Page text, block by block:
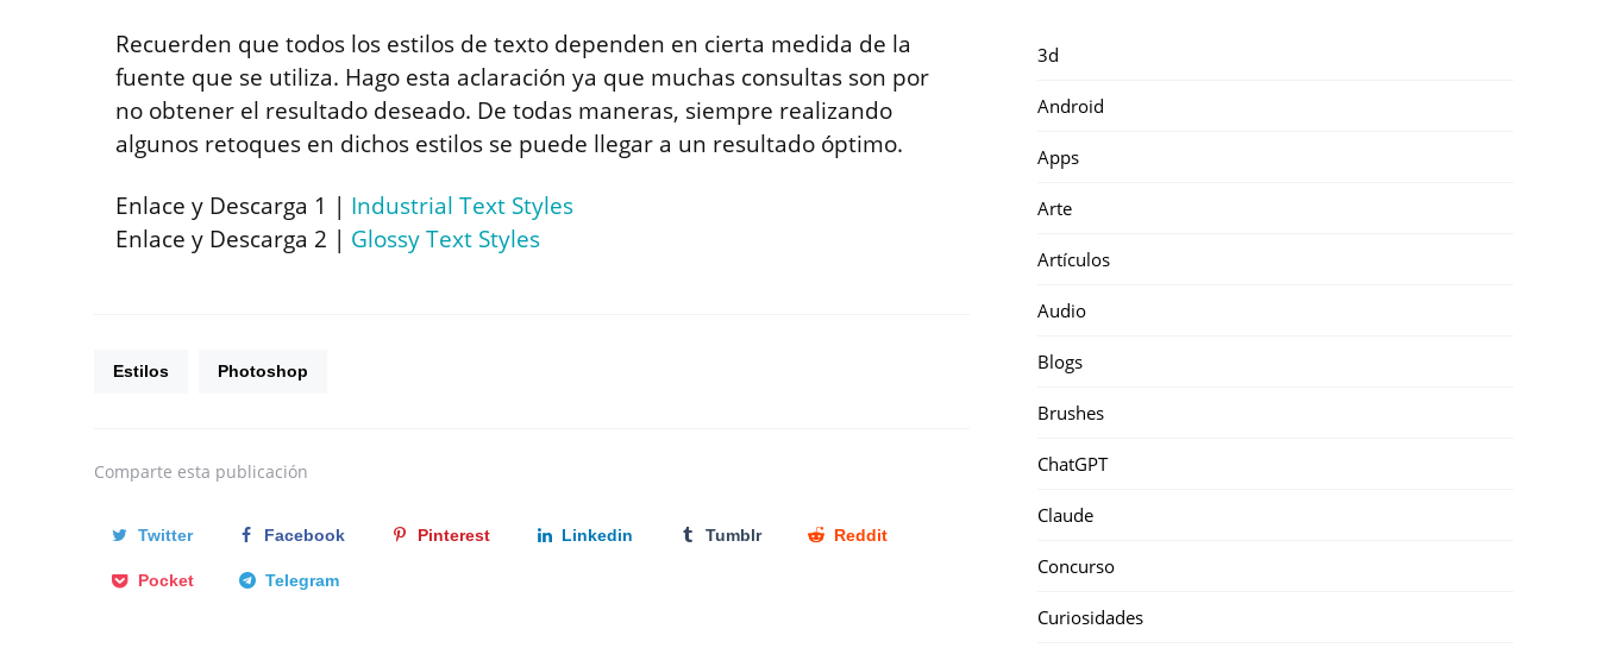
Recuerden que todos los estilos de texto dependen en cierta medida de la
fuente que se utiliza. Hago esta aclaración ya que muchas consultas son por
no obtener el resultado deseado. De todas maneras, siempre realizando
algunos retoques en dichos estilos se puede llegar a un resultado óptimo.
Enlace y Descarga 1 | Industrial Text Styles
Enlace y Descarga 2 | Glossy Text Styles
Estilos Photoshop
Comparte esta publicación
Twitter Facebook Pinterest Linkedin Tumblr Reddit
Pocket Telegram
3d
Android
Apps
Arte
Artículos
Audio
Blogs
Brushes
ChatGPT
Claude
Concurso
Curiosidades